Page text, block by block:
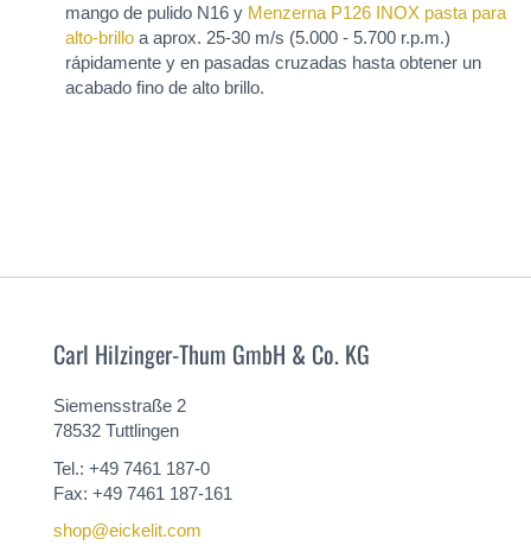
mango de pulido N16 y Menzerna P126 INOX pasta para
alto-brillo a aprox. 25-30 m/s (5.000 - 5.700 r.p.m.)
rápidamente y en pasadas cruzadas hasta obtener un
acabado fino de alto brillo.
Carl Hilzinger-Thum GmbH & Co. KG
Siemensstraße 2
78532 Tuttlingen
Tel.: +49 7461 187-0
Fax: +49 7461 187-161
shop@eickelit.com